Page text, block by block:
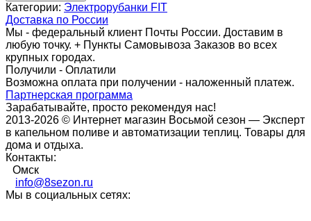
Категории: Электрорубанки FIT
Доставка по России
Мы - федеральный клиент Почты России. Доставим в
любую точку. + Пункты Самовывоза Заказов во всех
крупных городах.
Получили - Оплатили
Возможна оплата при получении - наложенный платеж.
Партнерская программа
Зарабатывайте, просто рекомендуя нас!
2013-2026 © Интернет магазин Восьмой сезон — Эксперт
в капельном поливе и автоматизации теплиц. Товары для
дома и отдыха.
Контакты:
Омск
info@8sezon.ru
Мы в социальных сетях: